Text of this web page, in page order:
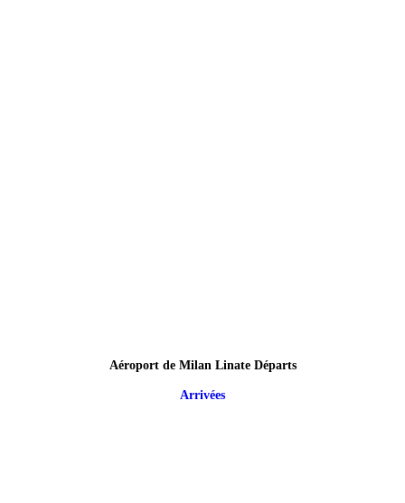
Aéroport de Milan Linate Départs
Arrivées